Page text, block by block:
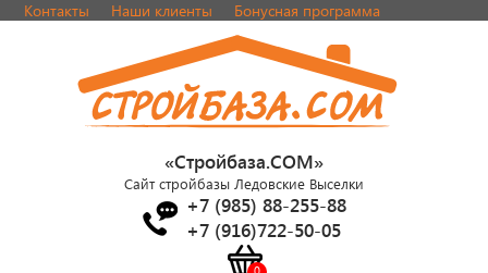
Контакты Наши клиенты Бонусная программа
«Стройбаза.COM»
Сайт стройбазы Ледовские Выселки
+7 (985) 88-255-88
+7 (916)722-50-05